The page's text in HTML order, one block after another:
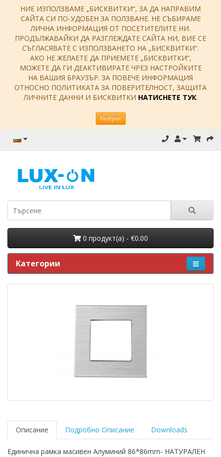
НИЕ ИЗПОЛЗВАМЕ „БИСКВИТКИ“, ЗА ДА НАПРАВИМ
САЙТА СИ ПО-УДОБЕН ЗА ПОЛЗВАНЕ. НЕ СЪБИРАМЕ
ЛИЧНА ИНФОРМАЦИЯ ОТ ПОСЕТИТЕЛИТЕ НИ.
ПРОДЪЛЖАВАЙКИ ДА РАЗГЛЕЖДАТЕ САЙТА НИ, ВИЕ СЕ
СЪГЛАСЯВАТЕ С ИЗПОЛЗВАНЕТО НА „БИСКВИТКИ“.
АКО НЕ ЖЕЛАЕТЕ ДА ПРИЕМЕТЕ „БИСКВИТКИ“,
МОЖЕТЕ ДА ГИ ДЕАКТИВИРАТЕ ЧРЕЗ НАСТРОЙКИТЕ
НА ВАШИЯ БРАУЗЪР. ЗА ПОВЕЧЕ ИНФОРМАЦИЯ
ОТНОСНО ПОЛИТИКАТА ЗА ПОВЕРИТЕЛНОСТ, ЗАЩИТА
ЛИЧНИТЕ ДАННИ И БИСКВИТКИ НАТИСНЕТЕ ТУК.
Разбрах
0 продукт(a) - €0.00
Категории
Описание Подробно Описание Downloads
Единична рамка масивен Алуминий 86*86mm- НАТУРАЛЕН